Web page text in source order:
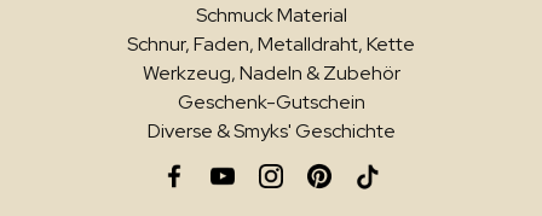
Schmuck Material
Schnur, Faden, Metalldraht, Kette
Werkzeug, Nadeln & Zubehör
Geschenk-Gutschein
Diverse & Smyks' Geschichte